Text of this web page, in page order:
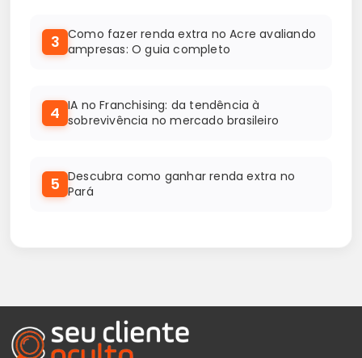
3 Como fazer renda extra no Acre avaliando
ampresas: O guia completo
4 IA no Franchising: da tendência à
sobrevivência no mercado brasileiro
5 Descubra como ganhar renda extra no
Pará